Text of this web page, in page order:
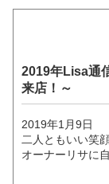
2019年Lisa通
来店！～
2019年1月9日
二人ともいい笑
オーナーリサに